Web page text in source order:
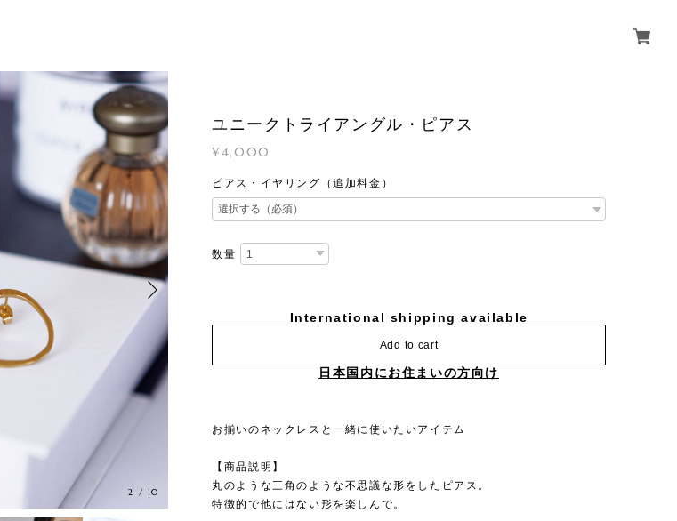
3 / 10
ユニークトライアングル・ピアス
¥4,000
ピアス・イヤリング（追加料金）
数量
International shipping available
Add to cart
日本国内にお住まいの方向け
お揃いのネックレスと一緒に使いたいアイテム
【商品説明】
丸のような三角のような不思議な形をしたピアス。
特徴的で他にはない形を楽しんで。